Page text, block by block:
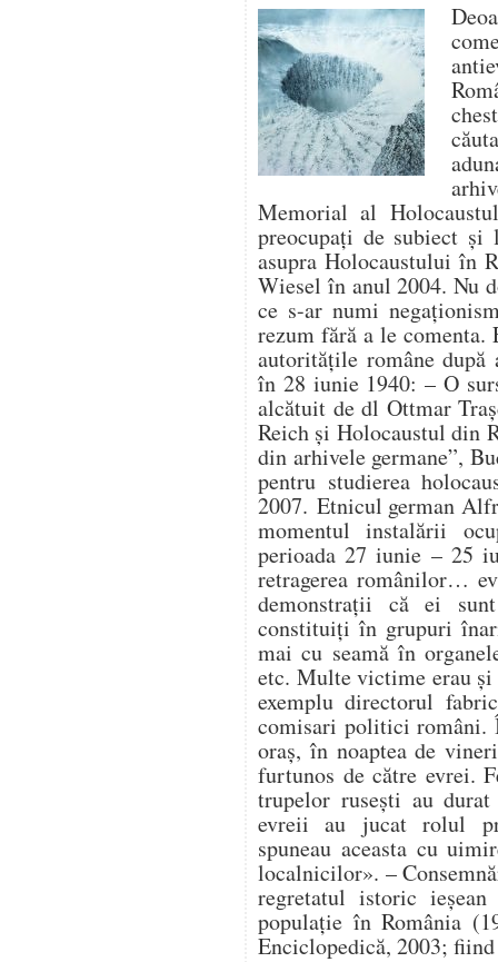
Memorial al
preocupați de subiect
asupra Holocaustului în
Wiesel în anul 2004. Nu
ce s-ar numi
rezum fără a le comenta.
autoritățile române după
în 28 iunie 1940: – O
alcătuit de dl Ottmar
Reich și Holocaustul din
din arhivele germane”,
pentru studierea
2007. Etnicul german
momentul instalării
perioada 27 iunie – 25
retragerea românilor…
demonstrații că ei
constituiți în grupuri
mai cu seamă în
etc. Multe victime erau
exemplu directorul
comisari politici români.
oraș, în noaptea de
furtunos de către evrei.
trupelor rusești au
evreii au jucat rolul
spuneau aceasta cu
localnicilor». –
regretatul istoric
populație în România
Enciclopedică, 2003;